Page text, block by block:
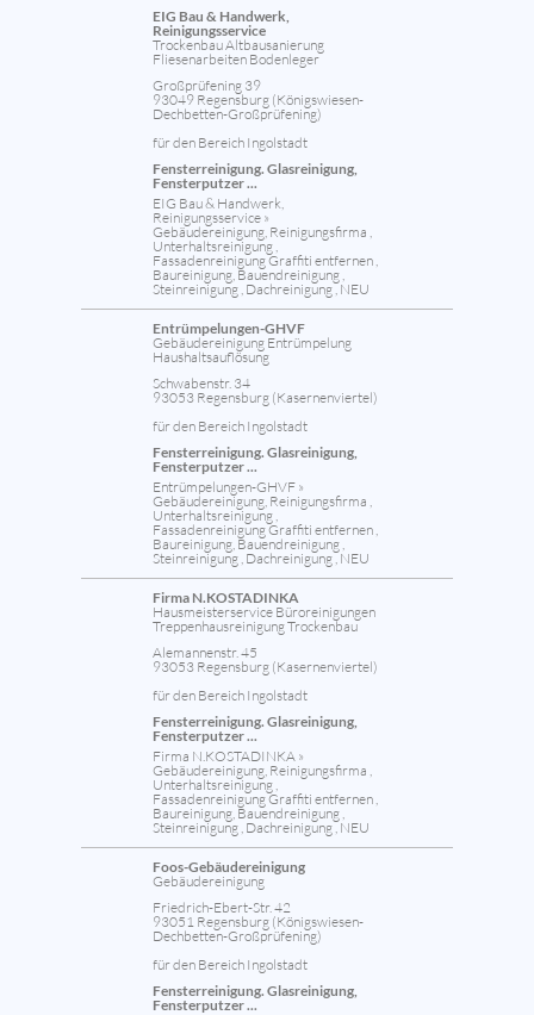
EIG Bau & Handwerk,
Reinigungsservice
Trockenbau Altbausanierung
Fliesenarbeiten Bodenleger
Großprüfening 39
93049 Regensburg (Königswiesen-
Dechbetten-Großprüfening)
für den Bereich Ingolstadt
Fensterreinigung. Glasreinigung,
Fensterputzer ...
EIG Bau & Handwerk,
Reinigungsservice »
Gebäudereinigung, Reinigungsfirma ,
Unterhaltsreinigung ,
Fassadenreinigung Graffiti entfernen ,
Baureinigung, Bauendreinigung ,
Steinreinigung , Dachreinigung , NEU
Entrümpelungen-GHVF
Gebäudereinigung Entrümpelung
Haushaltsauflösung
Schwabenstr. 34
93053 Regensburg (Kasernenviertel)
für den Bereich Ingolstadt
Fensterreinigung. Glasreinigung,
Fensterputzer ...
Entrümpelungen-GHVF »
Gebäudereinigung, Reinigungsfirma ,
Unterhaltsreinigung ,
Fassadenreinigung Graffiti entfernen ,
Baureinigung, Bauendreinigung ,
Steinreinigung , Dachreinigung , NEU
Firma N.KOSTADINKA
Hausmeisterservice Büroreinigungen
Treppenhausreinigung Trockenbau
Alemannenstr. 45
93053 Regensburg (Kasernenviertel)
für den Bereich Ingolstadt
Fensterreinigung. Glasreinigung,
Fensterputzer ...
Firma N.KOSTADINKA »
Gebäudereinigung, Reinigungsfirma ,
Unterhaltsreinigung ,
Fassadenreinigung Graffiti entfernen ,
Baureinigung, Bauendreinigung ,
Steinreinigung , Dachreinigung , NEU
Foos-Gebäudereinigung
Gebäudereinigung
Friedrich-Ebert-Str. 42
93051 Regensburg (Königswiesen-
Dechbetten-Großprüfening)
für den Bereich Ingolstadt
Fensterreinigung. Glasreinigung,
Fensterputzer ...